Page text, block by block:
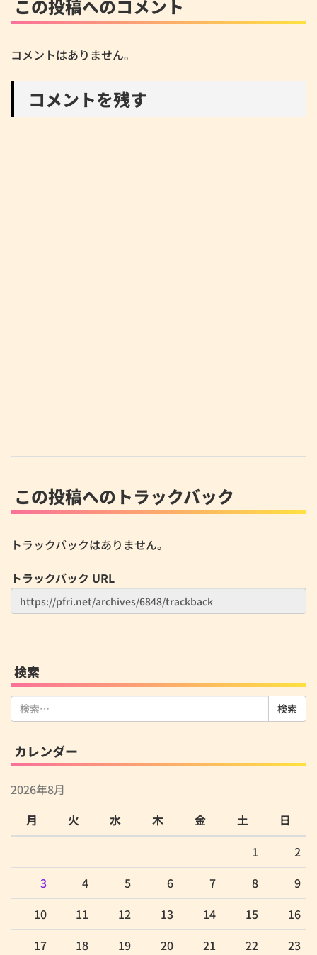
この投稿へのコメント
コメントはありません。
コメントを残す
この投稿へのトラックバック
トラックバックはありません。
トラックバック URL
検索
検
索:
カレンダー
2026年8月
月
火 水 木 金 土
日
1
2
3
4 5 6 7 8
9
10
11 12 13 14 15
16
17
18 19 20 21 22
23